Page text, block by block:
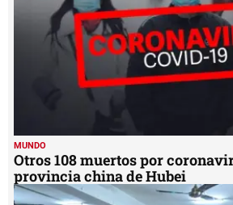
MUNDO
Otros 108 muertos por
provincia china de Hubei